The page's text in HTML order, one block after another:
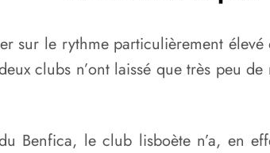
sur le rythme particulièrement
clubs n’ont laissé que très peu
Benfica, le club lisboète n’a, en